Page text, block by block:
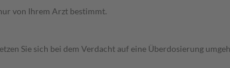
von Ihrem Arzt bestimmt.
Sie sich bei dem Verdacht auf eine Überdosierung